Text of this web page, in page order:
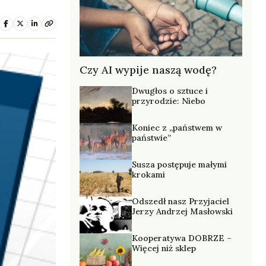
Czy AI wypije naszą wodę?
Dwugłos o sztuce i
przyrodzie: Niebo
Koniec z „państwem w
państwie”
Susza postępuje małymi
krokami
Odszedł nasz Przyjaciel
Jerzy Andrzej Masłowski
Kooperatywa DOBRZE –
Więcej niż sklep